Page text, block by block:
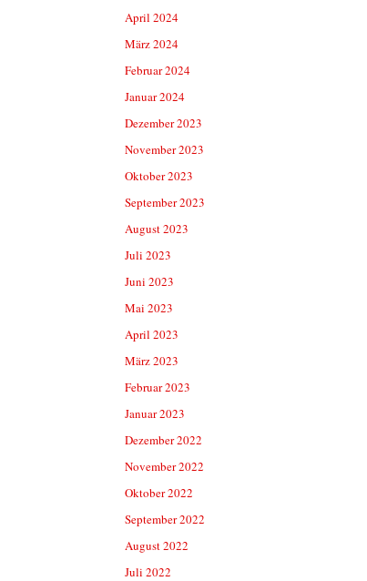
April 2024
März 2024
Februar 2024
Januar 2024
Dezember 2023
November 2023
Oktober 2023
September 2023
August 2023
Juli 2023
Juni 2023
Mai 2023
April 2023
März 2023
Februar 2023
Januar 2023
Dezember 2022
November 2022
Oktober 2022
September 2022
August 2022
Juli 2022